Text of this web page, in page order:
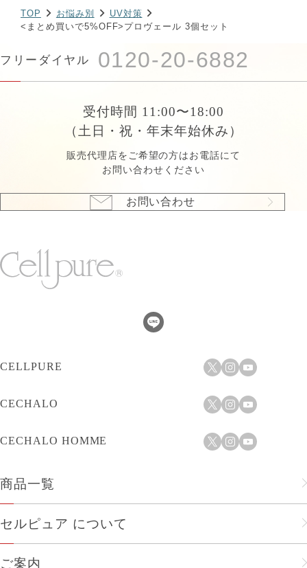
TOP お悩み別
UV対策
<まとめ買いで5%OFF>プロヴェール 3個セット
フリーダイヤル 0120-20-6882
受付時間 11:00〜18:00
（土日・祝・年末年始休み）
販売代理店をご希望の方はお電話にて
お問い合わせください
お問い合わせ
CELLPURE
CECHALO
CECHALO HOMME
商品一覧
フェイスケア
セルピュア について
セルピュアのこだわり
ご案内